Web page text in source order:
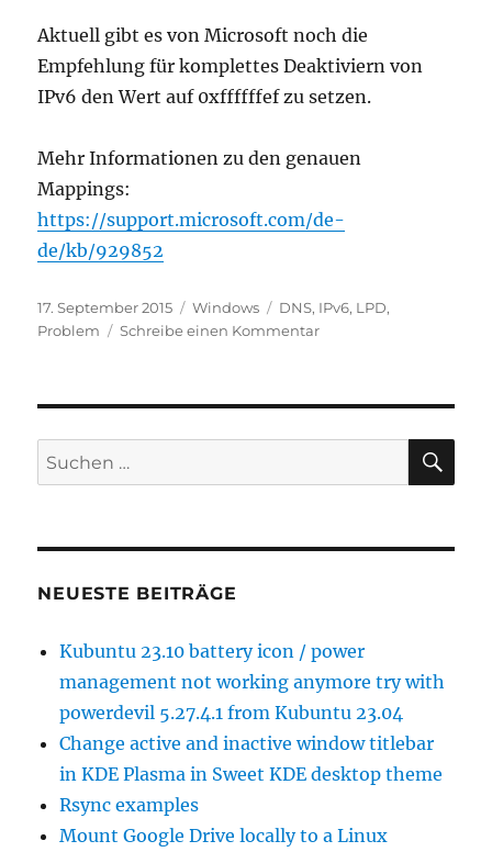
Aktuell gibt es von Microsoft noch die
Empfehlung für komplettes Deaktiviern von
IPv6 den Wert auf 0xffffffef zu setzen.
Mehr Informationen zu den genauen
Mappings:
https://support.microsoft.com/de-
de/kb/929852
Veröffentlicht
am
17. September 2015 Kategorien
Windows Schlagwörter
DNS, IPv6, LPD,
Problem
Schreibe einen Kommentarzu
Suchen
nach:
NEUESTE BEITRÄGE
Kubuntu 23.10 battery icon / power
management not working anymore try with
powerdevil 5.27.4.1 from Kubuntu 23.04
Change active and inactive window titlebar
in KDE Plasma in Sweet KDE desktop theme
Rsync examples
Mount Google Drive locally to a Linux